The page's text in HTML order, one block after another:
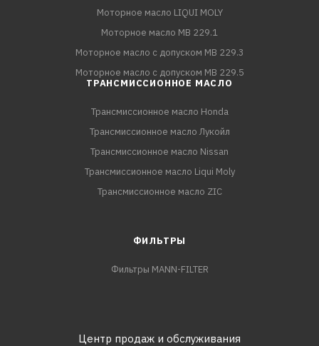
Моторное масло LIQUI MOLY
Моторное масло MB 229.1
Моторное масло с допуском MB 229.3
Моторное масло с допуском MB 229.5
ТРАНСМИССИОННОЕ МАСЛО
Трансмиссионное масло Honda
Трансмиссионное масло Лукойл
Трансмиссионное масло Nissan
Трансмиссионное масло Liqui Moly
Трансмиссионное масло ZIC
ФИЛЬТРЫ
Фильтры MANN-FILTER
Центр продаж и обслуживания